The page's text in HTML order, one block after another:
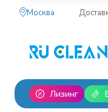
Москва
Лизинг